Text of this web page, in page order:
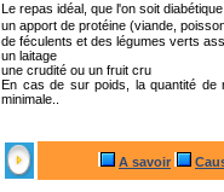
Le repas idéal, que l'on soit
un apport de protéine (viande,
de féculents et des légumes verts
un laitage
une crudité ou un fruit cru
En cas de sur poids, la quantité de
minimale..
A savoir